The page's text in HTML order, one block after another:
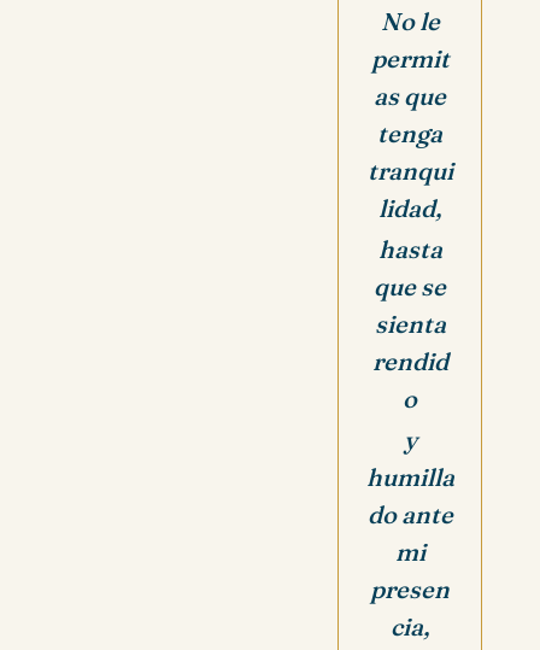
No le
permit
as que
tenga
tranqui
lidad,
hasta
que se
sienta
rendid
o
y
humilla
do ante
mi
presen
cia,